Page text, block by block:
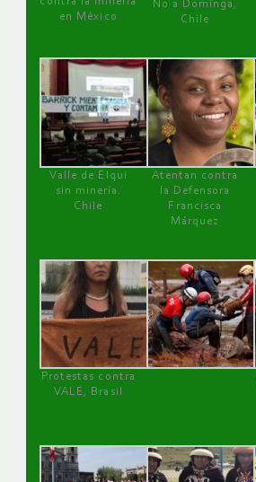
en México
No a Dominga,
Chile
Valle de Elqui
sin minería.
Chile
Atentan contra
la Defensora
Francisca
Márquez
Protestas contra
VALE, Brasil